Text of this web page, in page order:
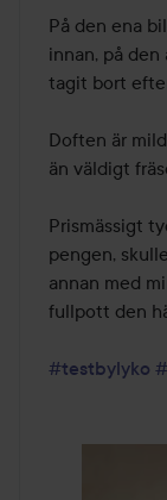
På den ena
innan, på
tagit bort
Doften är
än väldigt
Prismässigt
pengen,
annan med
fullpott den
#testbylyko